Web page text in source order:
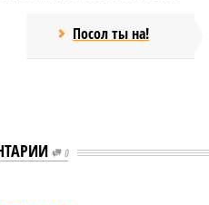
Посол ты на!
0